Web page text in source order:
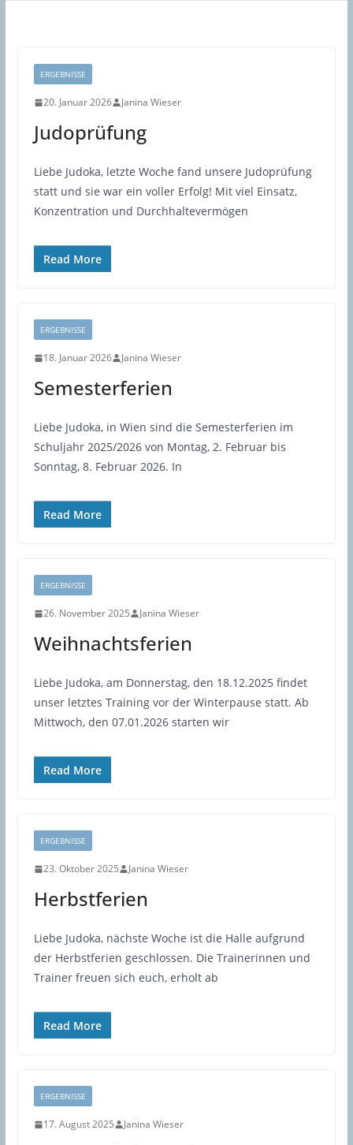
ERGEBNISSE
20. Januar 2026 Janina Wieser
Judoprüfung
Liebe Judoka, letzte Woche fand unsere Judoprüfung
statt und sie war ein voller Erfolg! Mit viel Einsatz,
Konzentration und Durchhaltevermögen
Read More
ERGEBNISSE
18. Januar 2026 Janina Wieser
Semesterferien
Liebe Judoka, in Wien sind die Semesterferien im
Schuljahr 2025/2026 von Montag, 2. Februar bis
Sonntag, 8. Februar 2026. In
Read More
ERGEBNISSE
26. November 2025 Janina Wieser
Weihnachtsferien
Liebe Judoka, am Donnerstag, den 18.12.2025 findet
unser letztes Training vor der Winterpause statt. Ab
Mittwoch, den 07.01.2026 starten wir
Read More
ERGEBNISSE
23. Oktober 2025 Janina Wieser
Herbstferien
Liebe Judoka, nächste Woche ist die Halle aufgrund
der Herbstferien geschlossen. Die Trainerinnen und
Trainer freuen sich euch, erholt ab
Read More
ERGEBNISSE
17. August 2025 Janina Wieser